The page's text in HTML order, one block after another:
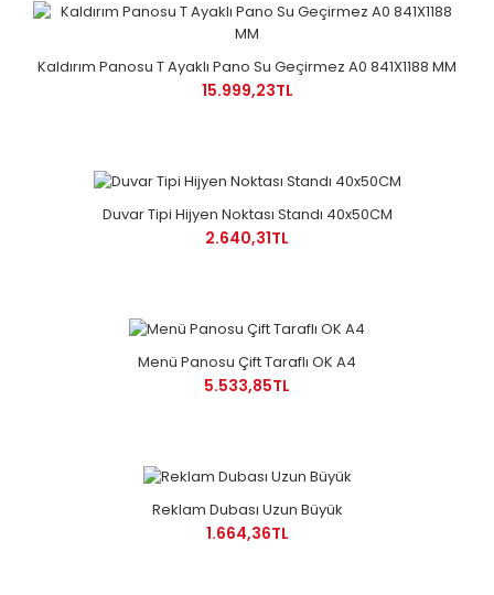
Kaldırım Panosu T Ayaklı Pano Su Geçirmez A0 841X1188 MM
15.999,23TL
Duvar Tipi Hijyen Noktası Standı 40x50CM
2.640,31TL
Menü Panosu Çift Taraflı OK A4
5.533,85TL
Reklam Dubası Uzun Büyük
1.664,36TL